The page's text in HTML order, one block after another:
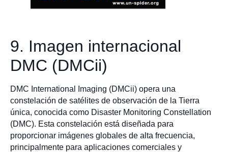
9. Imagen internacional
DMC (DMCii)
DMC International Imaging (DMCii) opera una
constelación de satélites de observación de la Tierra
única, conocida como Disaster Monitoring Constellation
(DMC). Esta constelación está diseñada para
proporcionar imágenes globales de alta frecuencia,
principalmente para aplicaciones comerciales y